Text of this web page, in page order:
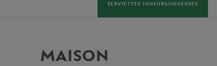
SERVIETTES JOUEURS/JOUEUSES
MAISON